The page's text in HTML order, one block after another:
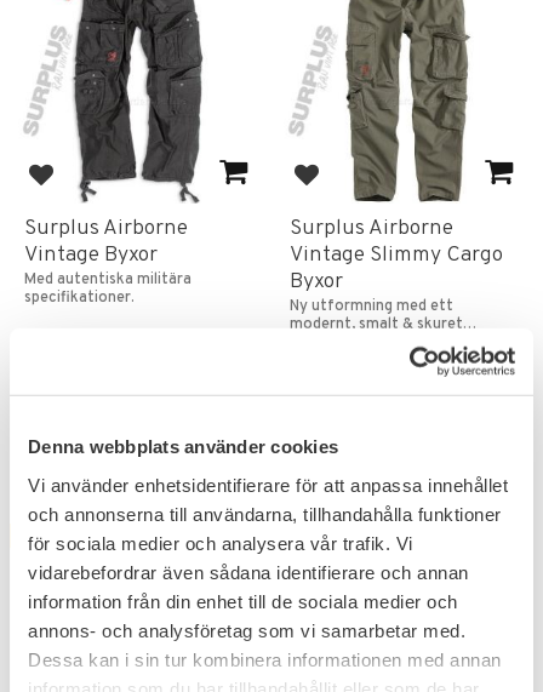
Denna webbplats använder cookies
Vi använder enhetsidentifierare för att anpassa innehållet
och annonserna till användarna, tillhandahålla funktioner
för sociala medier och analysera vår trafik. Vi
vidarebefordrar även sådana identifierare och annan
information från din enhet till de sociala medier och
annons- och analysföretag som vi samarbetar med.
Dessa kan i sin tur kombinera informationen med annan
Lägg till i favoriter
Surplus Airborne
Vintage Byxor
Med autentiska militära
specifikationer.
Lägg till i favoriter
Surplus Airborne
Vintage Slimmy Cargo
Byxor
Ny utformning med ett
modernt, smalt & skuret
FAVORIT